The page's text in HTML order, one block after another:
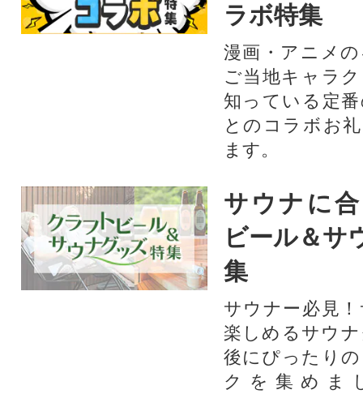
ラボ特集
漫画・アニメ
ご当地キャラ
知っている定
とのコラボお
ます。​
サウナに
ビール＆サ
集
サウナー必見
楽しめるサウ
後にぴったり
クを集めま